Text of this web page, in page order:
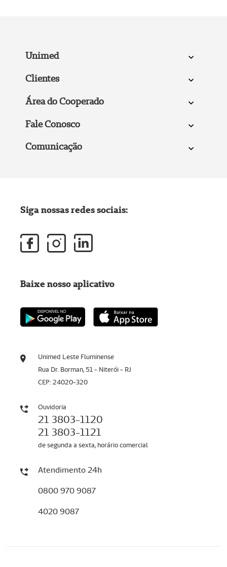
Unimed
Clientes
Área do Cooperado
Fale Conosco
Comunicação
Unimed Leste Fluminense
Rua Dr. Borman, 51 - Niterói - RJ
CEP: 24020-320
Ouvidoria
21 3803-1120
21 3803-1121
de segunda a sexta, horário comercial
Atendimento 24h
0800 970 9087
4020 9087
Siga nossas redes sociais:
Baixe nosso aplicativo